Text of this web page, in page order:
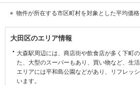
物件が所在する市区町村を対象とした平均価格
大
田
区
に
大田区のエリア情報
大森駅周辺には、商店街や飲食店が多く下町
た、大型のスーパーもあり、買い物など、生
エリアには平和島公園などがあり、リフレッ
います。